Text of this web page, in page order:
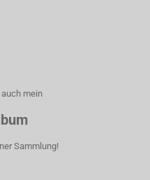
mein
Sammlung!